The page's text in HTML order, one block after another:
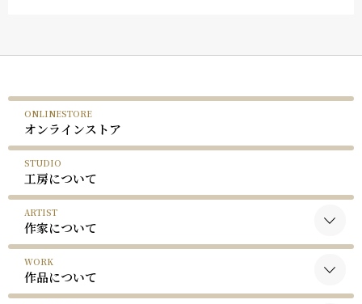
ONLINESTORE
オンラインストア
STUDIO
工房について
ARTIST
作家について
黒木国昭について
谷口榮について
WORK
作品について